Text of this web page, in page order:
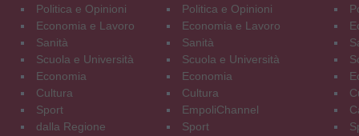
Politica e Opinioni
Economia e Lavoro
Sanità
Scuola e Università
Economia
Cultura
Sport
dalla Regione
Politica e Opinioni
Economia e Lavoro
Sanità
Scuola e Università
Economia
Cultura
EmpoliChannel
Sport